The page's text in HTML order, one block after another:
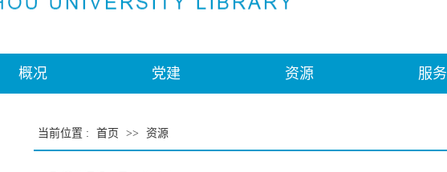
概况 党建 资源 服务
当前位置 : 首页 >> 资源